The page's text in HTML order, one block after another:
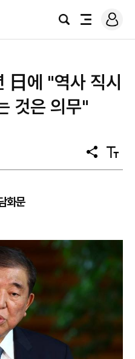
검
전
로
그
日에 "역사 직시
것은 의무"
공
유
텍
스
화문